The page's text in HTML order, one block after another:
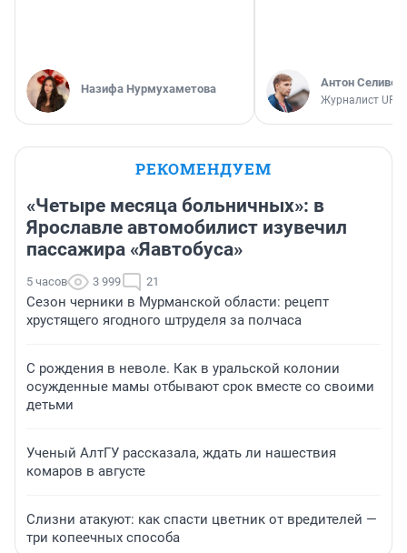
Назифа Нурмухаметова Антон
Журналист
РЕКОМЕНДУЕМ
«Четыре месяца больничных»: в
Ярославле автомобилист изувечил
пассажира «Яавтобуса»
5 часов 3 999 21
Сезон черники в Мурманской области: рецепт
хрустящего ягодного штруделя за полчаса
С рождения в неволе. Как в уральской колонии
осужденные мамы отбывают срок вместе со своими
детьми
Ученый АлтГУ рассказала, ждать ли нашествия
комаров в августе
Слизни атакуют: как спасти цветник от вредителей —
три копеечных способа